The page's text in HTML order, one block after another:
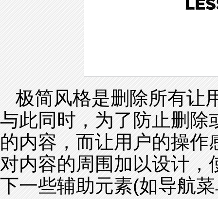
极简风格是删除所有让
与此同时，为了防止删除
的内容，而让用户的操
对内容的周围加以设计
下一些辅助元素(如导航